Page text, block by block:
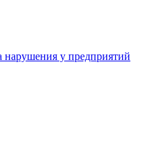
нарушения у предприятий